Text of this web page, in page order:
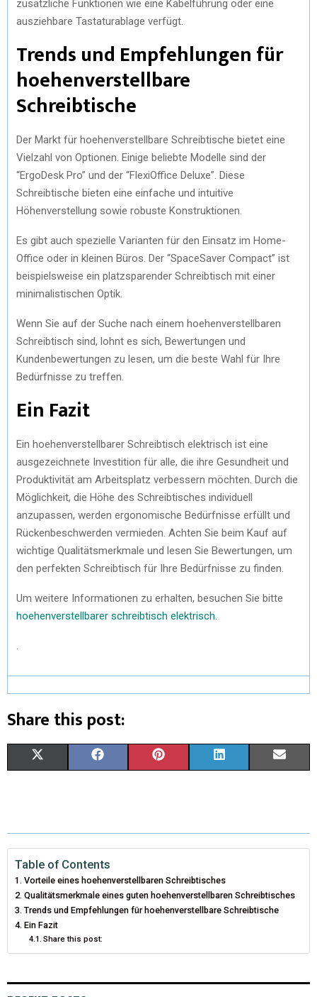
zusätzliche Funktionen wie eine Kabelführung oder eine
ausziehbare Tastaturablage verfügt.
Trends und Empfehlungen für
hoehenverstellbare
Schreibtische
Der Markt für hoehenverstellbare Schreibtische bietet eine
Vielzahl von Optionen. Einige beliebte Modelle sind der
“ErgoDesk Pro” und der “FlexiOffice Deluxe”. Diese
Schreibtische bieten eine einfache und intuitive
Höhenverstellung sowie robuste Konstruktionen.
Es gibt auch spezielle Varianten für den Einsatz im Home-
Office oder in kleinen Büros. Der “SpaceSaver Compact” ist
beispielsweise ein platzsparender Schreibtisch mit einer
minimalistischen Optik.
Wenn Sie auf der Suche nach einem hoehenverstellbaren
Schreibtisch sind, lohnt es sich, Bewertungen und
Kundenbewertungen zu lesen, um die beste Wahl für Ihre
Bedürfnisse zu treffen.
Ein Fazit
Ein hoehenverstellbarer Schreibtisch elektrisch ist eine
ausgezeichnete Investition für alle, die ihre Gesundheit und
Produktivität am Arbeitsplatz verbessern möchten. Durch die
Möglichkeit, die Höhe des Schreibtisches individuell
anzupassen, werden ergonomische Bedürfnisse erfüllt und
Rückenbeschwerden vermieden. Achten Sie beim Kauf auf
wichtige Qualitätsmerkmale und lesen Sie Bewertungen, um
den perfekten Schreibtisch für Ihre Bedürfnisse zu finden.
Um weitere Informationen zu erhalten, besuchen Sie bitte
hoehenverstellbarer schreibtisch elektrisch
Share this post:
W
T
T
E
)
E
O
O
T
R
E
K
I
I
Table of Contents
Vorteile eines hoehenverstellbaren Schreibtisches
Qualitätsmerkmale eines guten hoehenverstellbaren Schreibtisches
Trends und Empfehlungen für hoehenverstellbare Schreibtische
Ein Fazit
Share this post: